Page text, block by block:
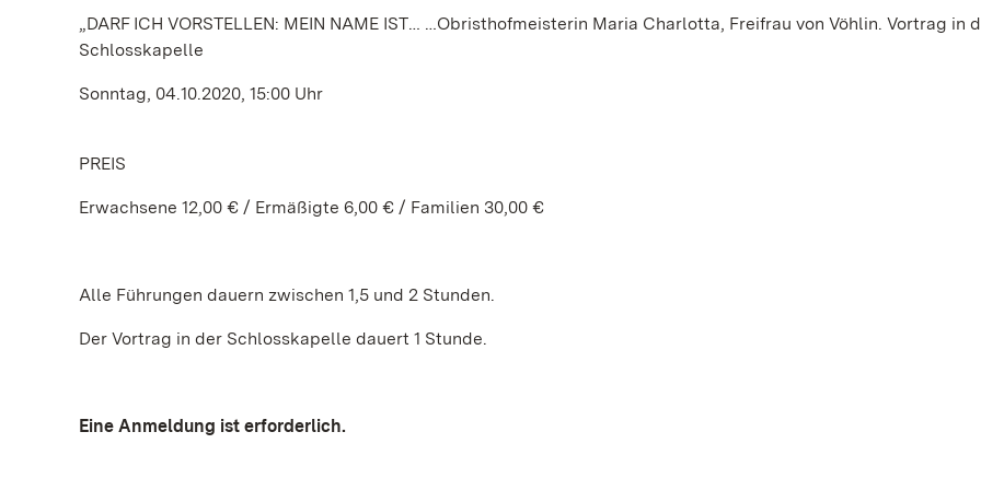
„DARF ICH VORSTELLEN: MEIN NAME IST… …Obristhofmeisterin Maria Charlotta, Freifrau von Vöhlin. Vortrag in
Schlosskapelle
Sonntag, 04.10.2020, 15:00 Uhr
PREIS
Erwachsene 12,00 € / Ermäßigte 6,00 € / Familien 30,00 €
Alle Führungen dauern zwischen 1,5 und 2 Stunden.
Der Vortrag in der Schlosskapelle dauert 1 Stunde.
Eine Anmeldung ist erforderlich.